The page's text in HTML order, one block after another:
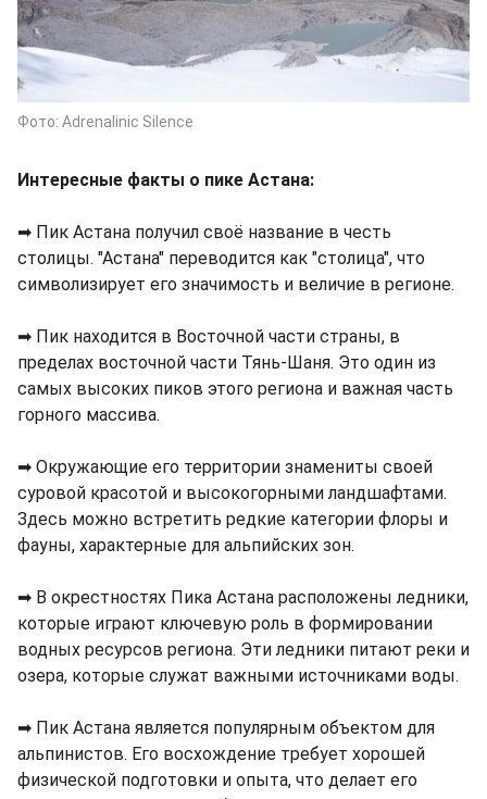
Фото: Adrenalinic Silence
Интересные факты о пике Астана:
➡ Пик Астана получил своё название в честь
столицы. "Астана" переводится как "столица", что
символизирует его значимость и величие в регионе.
➡ Пик находится в Восточной части страны, в
пределах восточной части Тянь-Шаня. Это один из
самых высоких пиков этого региона и важная часть
горного массива.
➡ Окружающие его территории знамениты своей
суровой красотой и высокогорными ландшафтами.
Здесь можно встретить редкие категории флоры и
фауны, характерные для альпийских зон.
➡ В окрестностях Пика Астана расположены ледники,
которые играют ключевую роль в формировании
водных ресурсов региона. Эти ледники питают реки и
озера, которые служат важными источниками воды.
➡ Пик Астана является популярным объектом для
альпинистов. Его восхождение требует хорошей
физической подготовки и опыта, что делает его